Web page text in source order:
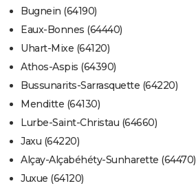
Bugnein (64190)
Eaux-Bonnes (64440)
Uhart-Mixe (64120)
Athos-Aspis (64390)
Bussunarits-Sarrasquette (64220)
Menditte (64130)
Lurbe-Saint-Christau (64660)
Jaxu (64220)
Alçay-Alçabéhéty-Sunharette (64470)
Juxue (64120)